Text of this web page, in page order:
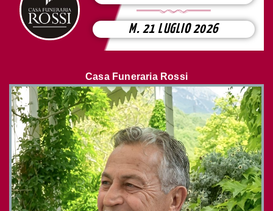
M. 21 LUGLIO 2026
Casa Funeraria Rossi